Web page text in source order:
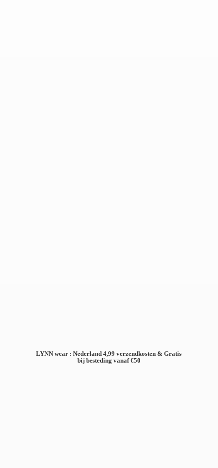
LYNN wear : Nederland 4,99 verzendkosten & Gratis
bij besteding vanaf €50